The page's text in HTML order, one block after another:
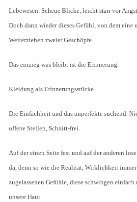
Lebewesen. Scheue Blicke, leicht starr vor
Doch dann wieder dieses Gefühl, von dem eine
Weiterziehen zweier Geschöpfe.
Das einzieg was bleibt ist die Erinnerung.
Kleidung als Erinnerungsstücke.
Die Einfachheit und das unperfekte suchend.
offene Stellen, Schnitt-frei.
Auf der einen Seite fest und auf der anderen
da, denn so wie die Realität, Wirklichkeit
zugelassenen Gefühle, diese schwingen
unsere Haut.